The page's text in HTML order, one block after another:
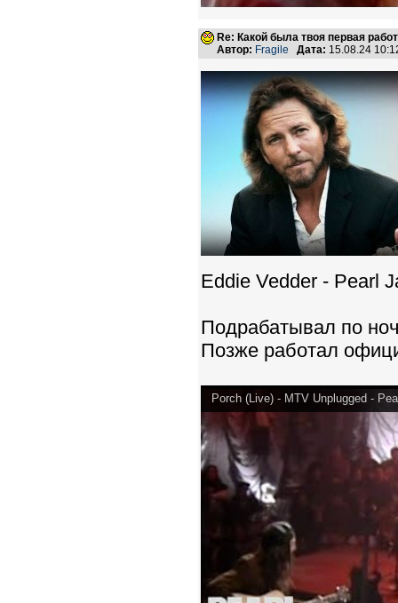
Re: Какой была твоя первая
Автор: Fragile Дата: 15.08.24
Eddie Vedder - Pearl
Подрабатывал по
Позже работал
Porch (Live) - MTV Unplugged -